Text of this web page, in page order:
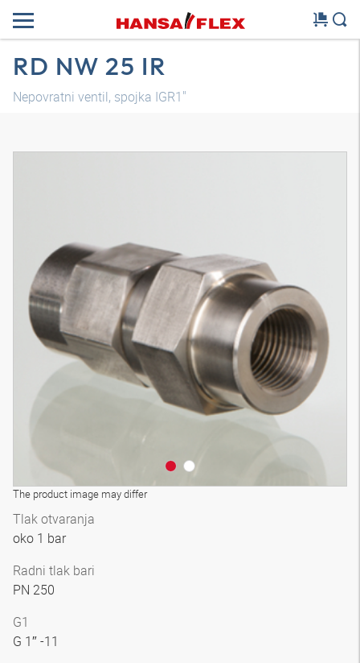
RD NW 25 IR
Nepovratni ventil, spojka IGR1"
The product image may differ
Tlak otvaranja
oko 1 bar
Radni tlak bari
PN 250
G1
G 1″ -11